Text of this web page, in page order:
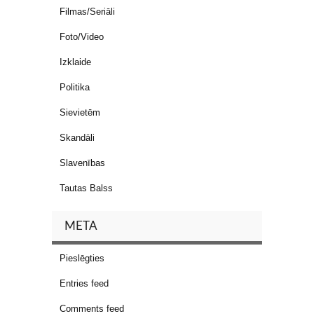
Filmas/Seriāli
Foto/Video
Izklaide
Politika
Sievietēm
Skandāli
Slavenības
Tautas Balss
META
Pieslēgties
Entries feed
Comments feed